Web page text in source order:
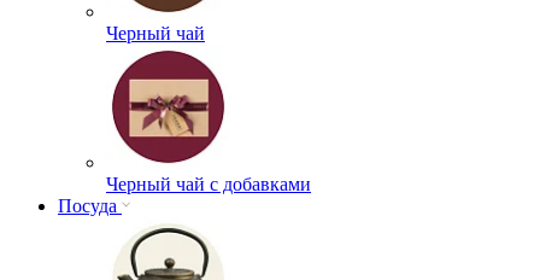
Черный чай
Черный чай с добавками
Посуда